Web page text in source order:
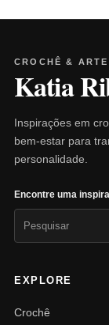
CROCHÊ &
Katia
Inspirações em
bem-estar para
personalidade.
Encontre uma
EXPLORE
Crochê